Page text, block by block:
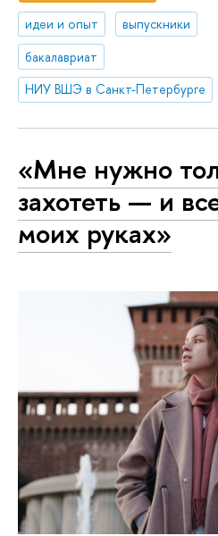
идеи и опыт
выпускники
бакалавриат
НИУ ВШЭ в Санкт-Петербурге
«Мне нужно
захотеть — и
моих руках»